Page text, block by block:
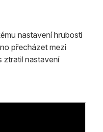
nastavení hrubosti
přecházet mezi
ztratil nastavení